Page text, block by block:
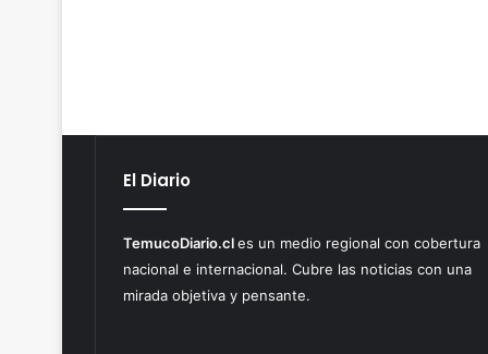
El Diario
TemucoDiario.cles un medio regional con cobertura
nacional e internacional. Cubre las noticias con una
mirada objetiva y pensante.